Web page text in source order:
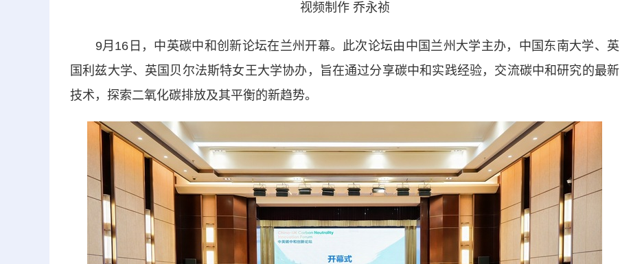
视频制作 乔永祯
9月16日，中英碳中和创新论坛在兰州开幕。此次论坛由中国兰州大学主办，中国东南大学、英
国利兹大学、英国⻉尔法斯特女王大学协办，旨在通过分享碳中和实践经验，交流碳中和研究的最新
技术，探索二氧化碳排放及其平衡的新趋势。